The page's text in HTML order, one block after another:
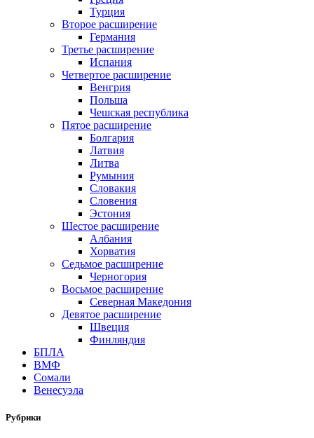
Турция
Второе расширение
Германия
Третье расширение
Испания
Четвертое расширение
Венгрия
Польша
Чешская республика
Пятое расширение
Болгария
Латвия
Литва
Румыния
Словакия
Словения
Эстония
Шестое расширение
Албания
Хорватия
Седьмое расширение
Черногория
Восьмое расширение
Северная Македония
Девятое расширение
Швеция
Финляндия
БПЛА
ВМФ
Сомали
Венесуэла
Рубрики